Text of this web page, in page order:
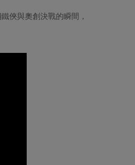
俠與奧創決戰的瞬間，